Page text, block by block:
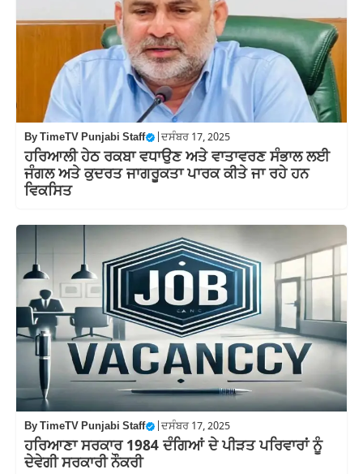
ByTimeTV Punjabi Staff ਦਸੰਬਰ 17, 2025
ਹਰਿਆਲੀ ਹੇਠ ਰਕਬਾ ਵਧਾਉਣ ਅਤੇ ਵਾਤਾਵਰਣ ਸੰਭਾਲ ਲਈ
ਜੰਗਲ ਅਤੇ ਕੁਦਰਤ ਜਾਗਰੂਕਤਾ ਪਾਰਕ ਕੀਤੇ ਜਾ ਰਹੇ ਹਨ
ਵਿਕਸਿਤ
ByTimeTV Punjabi Staff ਦਸੰਬਰ 17, 2025
ਹਰਿਆਣਾ ਸਰਕਾਰ 1984 ਦੰਗਿਆਂ ਦੇ ਪੀੜਤ ਪਰਿਵਾਰਾਂ ਨੂੰ
ਦੇਵੇਗੀ ਸਰਕਾਰੀ ਨੌਕਰੀ